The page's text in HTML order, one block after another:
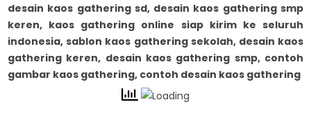
desain kaos gathering sd, desain kaos gathering smp
keren, kaos gathering online siap kirim ke seluruh
indonesia, sablon kaos gathering sekolah, desain kaos
gathering keren, desain kaos gathering smp, contoh
gambar kaos gathering, contoh desain kaos gathering